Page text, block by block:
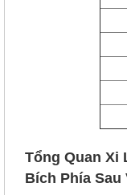
Trong quá trình sử
không tránh khỏi những
ra. Có thể do máy hư
lỗi kĩ thuật bên trong.
Tổng Quan Xi
Bích Phía Sau